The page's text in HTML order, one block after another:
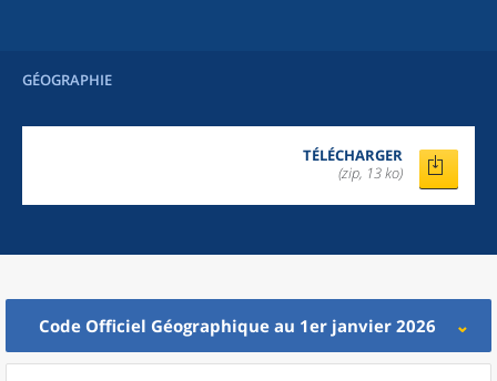
GÉOGRAPHIE
TÉLÉCHARGER
(zip, 13 ko)
Code Officiel Géographique au 1er janvier 2026